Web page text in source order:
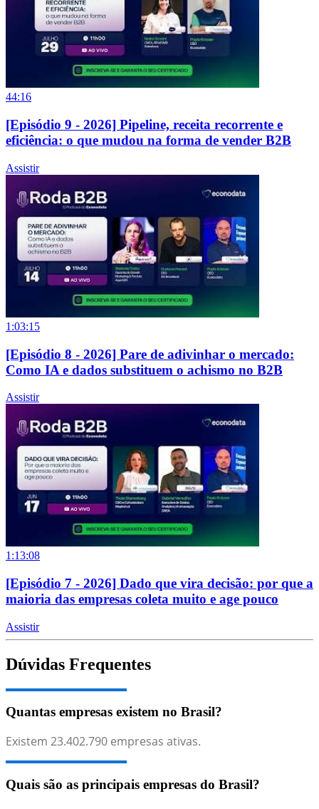
44:16
[Episódio 9 - 2026] Pipeline, receita recorrente e
eficiência: o que mudou na forma de vender B2B
Assistir
1:03:15
[Episódio 8 - 2026] Pare de adivinhar o mercado:
Como IA e dados substituem o achismo no B2B
Assistir
1:13:08
[Episódio 7 - 2026] Dado que vira decisão: por que a
maioria das empresas coleta muito e age pouco
Assistir
Dúvidas Frequentes
Quantas empresas existem no Brasil?
Existem 23.402.790 empresas ativas.
Quais são as principais empresas do Brasil?